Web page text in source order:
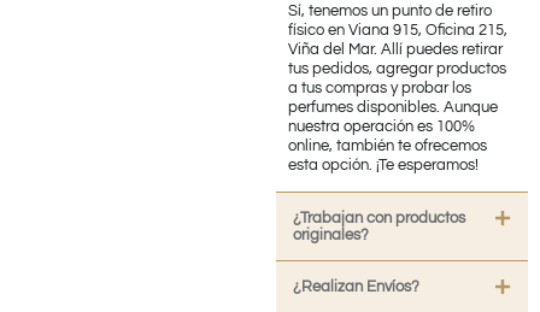
Sí, tenemos un punto de retiro
físico en Viana 915, Oficina 215,
Viña del Mar. Allí puedes retirar
tus pedidos, agregar productos
a tus compras y probar los
perfumes disponibles. Aunque
nuestra operación es 100%
online, también te ofrecemos
esta opción. ¡Te esperamos!
¿Trabajan con productos
originales?
¿Realizan Envíos?